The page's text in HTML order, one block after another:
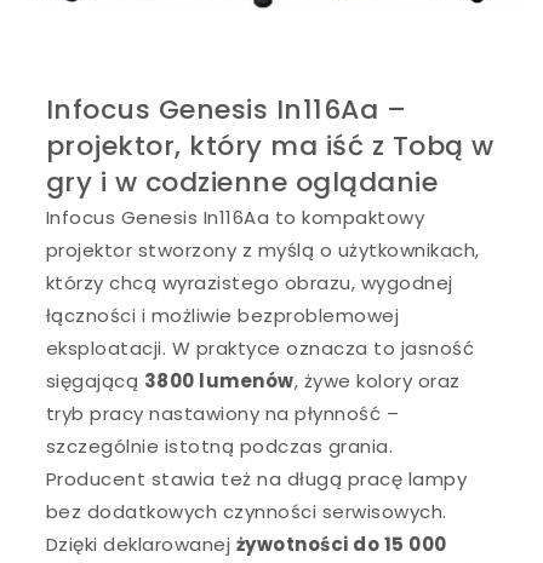
Infocus Genesis In116Aa –
projektor, który ma iść z Tobą w
gry i w codzienne oglądanie
Infocus Genesis In116Aa to kompaktowy
projektor stworzony z myślą o użytkownikach,
którzy chcą wyrazistego obrazu, wygodnej
łączności i możliwie bezproblemowej
eksploatacji. W praktyce oznacza to jasność
sięgającą 3800 lumenów, żywe kolory oraz
tryb pracy nastawiony na płynność –
szczególnie istotną podczas grania.
Producent stawia też na długą pracę lampy
bez dodatkowych czynności serwisowych.
Dzięki deklarowanej żywotności do 15 000